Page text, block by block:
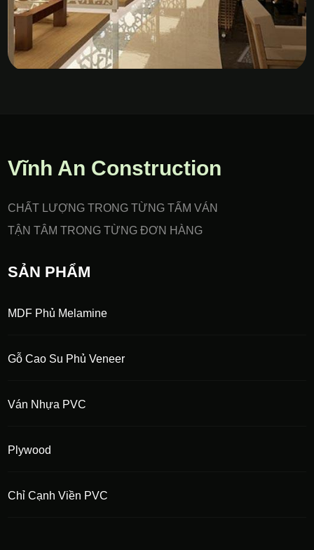
Vĩnh An Construction
CHẤT LƯỢNG TRONG TỪNG TẤM VÁN
TẬN TÂM TRONG TỪNG ĐƠN HÀNG
SẢN PHẨM
MDF Phủ Melamine
Gỗ Cao Su Phủ Veneer
Ván Nhựa PVC
Plywood
Chỉ Cạnh Viền PVC